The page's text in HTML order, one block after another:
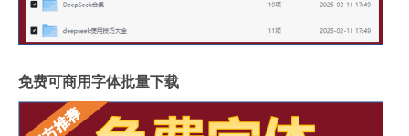
免费可商用字体批量下载